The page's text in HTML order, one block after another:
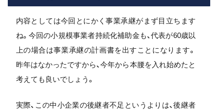
内容としては今回とにかく事業承継がまず目立ちます
ね。今回の小規模事業者持続化補助金も、代表が60歳以
上の場合は事業承継の計画書を出すことになります。
昨年はなかったですから、今年から本腰を入れ始めたと
考えても良いでしょう。
実際、この中小企業の後継者不足というよりは、後継者